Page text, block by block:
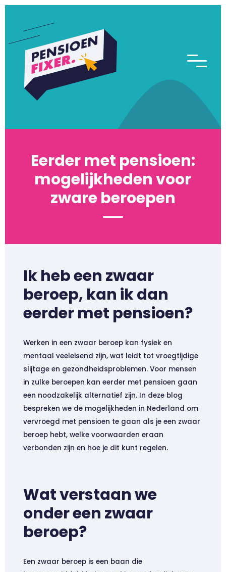
Eerder met pensioen:
mogelijkheden voor
zware beroepen
Ik heb een zwaar
beroep, kan ik dan
eerder met pensioen?
Werken in een zwaar beroep kan fysiek en
mentaal veeleisend zijn, wat leidt tot vroegtijdige
slijtage en gezondheidsproblemen. Voor mensen
in zulke beroepen kan eerder met pensioen gaan
een noodzakelijk alternatief zijn. In deze blog
bespreken we de mogelijkheden in Nederland om
vervroegd met pensioen te gaan als je een zwaar
beroep hebt, welke voorwaarden eraan
verbonden zijn en hoe je dit kunt regelen.
Wat verstaan we
onder een zwaar
beroep?
Een zwaar beroep is een baan die